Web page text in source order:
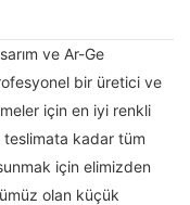
ve Ar-Ge
bir üretici ve
için en iyi renkli
teslimata kadar tüm
için elimizden
olan küçük